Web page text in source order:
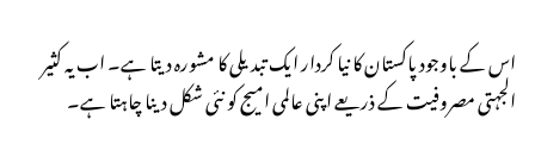
اس کے باوجود پاکستان کا نیا کردار ایک تبدیلی کا مشورہ دیتا ہے۔ اب یہ کثیر
الجہتی مصروفیت کے ذریعے اپنی عالمی امیج کو نئی شکل دینا چاہتا ہے۔